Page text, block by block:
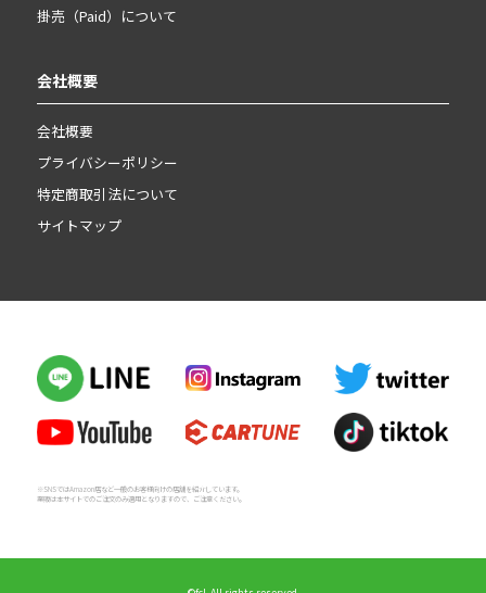
掛売（Paid）について
会社概要
会社概要
プライバシーポリシー
特定商取引法について
サイトマップ
※SNSではAmazon店など一般のお客様向けの店舗を紹介しています。
業販は本サイトでのご注文のみ適用となりますので、ご注意ください。